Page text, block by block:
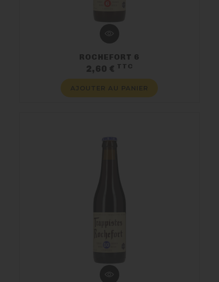
ROCHEFORT 6
2,60 € TTC
AJOUTER AU PANIER